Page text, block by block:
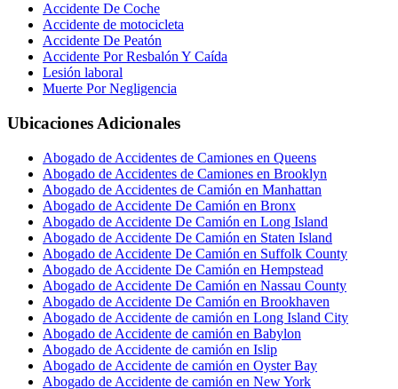
Accidente De Coche
Accidente de motocicleta
Accidente De Peatón
Accidente Por Resbalón Y Caída
Lesión laboral
Muerte Por Negligencia
Ubicaciones Adicionales
Abogado de Accidentes de Camiones en Queens
Abogado de Accidentes de Camiones en Brooklyn
Abogado de Accidentes de Camión en Manhattan
Abogado de Accidente De Camión en Bronx
Abogado de Accidente De Camión en Long Island
Abogado de Accidente De Camión en Staten Island
Abogado de Accidente De Camión en Suffolk County
Abogado de Accidente De Camión en Hempstead
Abogado de Accidente De Camión en Nassau County
Abogado de Accidente De Camión en Brookhaven
Abogado de Accidente de camión en Long Island City
Abogado de Accidente de camión en Babylon
Abogado de Accidente de camión en Islip
Abogado de Accidente de camión en Oyster Bay
Abogado de Accidente de camión en New York